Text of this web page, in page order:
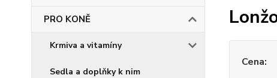
PRO KONĚ
Krmiva a vitamíny
Sedla a doplňky k nim
Cena: